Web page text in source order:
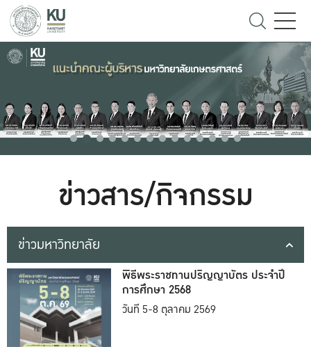
ข่าวสาร/กิจกรรม
ข่าวมหาวิทยาลัย
พิธีพระราชทานปริญญาบัตร ประจำปี
การศึกษา 2568
วันที่ 5-8 ตุลาคม 2569